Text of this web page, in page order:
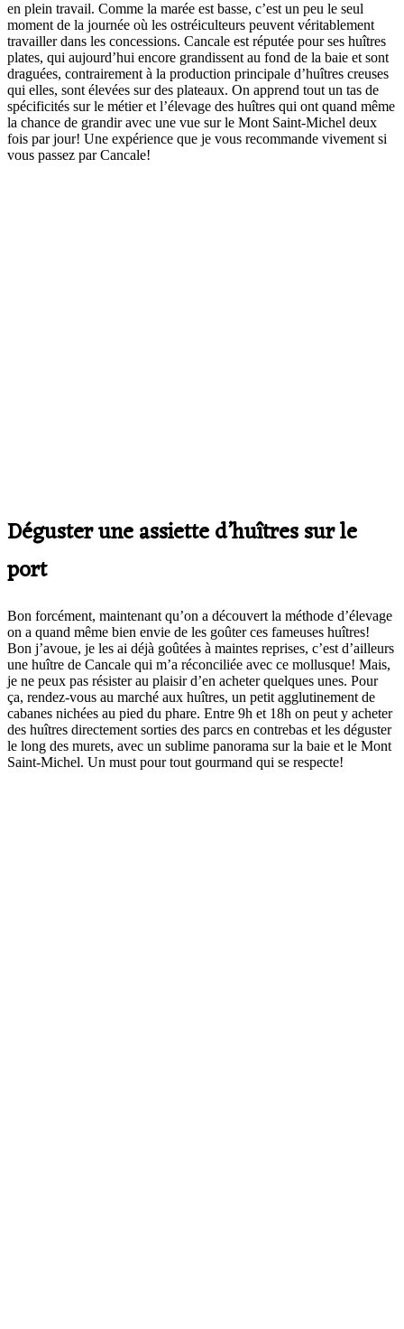
en plein travail. Comme la marée est basse, c’est un peu le seul
moment de la journée où les ostréiculteurs peuvent véritablement
travailler dans les concessions. Cancale est réputée pour ses huîtres
plates, qui aujourd’hui encore grandissent au fond de la baie et sont
draguées, contrairement à la production principale d’huîtres creuses
qui elles, sont élevées sur des plateaux. On apprend tout un tas de
spécificités sur le métier et l’élevage des huîtres qui ont quand même
la chance de grandir avec une vue sur le Mont Saint-Michel deux
fois par jour! Une expérience que je vous recommande vivement si
vous passez par Cancale!
Déguster une assiette d’huîtres sur le
port
Bon forcément, maintenant qu’on a découvert la méthode d’élevage
on a quand même bien envie de les goûter ces fameuses huîtres!
Bon j’avoue, je les ai déjà goûtées à maintes reprises, c’est d’ailleurs
une huître de Cancale qui m’a réconciliée avec ce mollusque! Mais,
je ne peux pas résister au plaisir d’en acheter quelques unes. Pour
ça, rendez-vous au marché aux huîtres, un petit agglutinement de
cabanes nichées au pied du phare. Entre 9h et 18h on peut y acheter
des huîtres directement sorties des parcs en contrebas et les déguster
le long des murets, avec un sublime panorama sur la baie et le Mont
Saint-Michel. Un must pour tout gourmand qui se respecte!